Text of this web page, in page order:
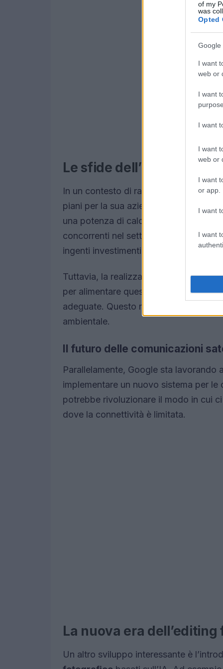
of my
was
Opted
Google
I want
web or
I want
I want
I want
web or
I want
or app.
I want
I want
Le sfide
In un contesto di rapida evoluzione,
piani per la sua azienda
. Musk
una potenza di calcolo senza
concorrenti nel settore. Questo
ingenti investimenti.
Tuttavia, la realizzazione di tali
per alimentare questi centri dati è
adeguate. Questo rappresenta una
ambientale.
Il futuro delle comunicazioni
Parallelamente, Google sta lavorando
implementare un nuovo sistema per
potrebbe rivoluzionare il modo in cui
dove la connettività è limitata.
La nuova era
Un altro sviluppo interessante è